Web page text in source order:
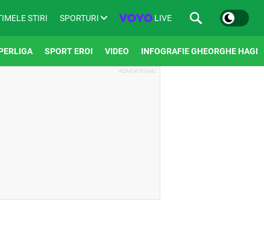
STIRI SPORTURI LIVE
SPORT EROI VIDEO INFOGRAFIE GHEORGHE HAGI